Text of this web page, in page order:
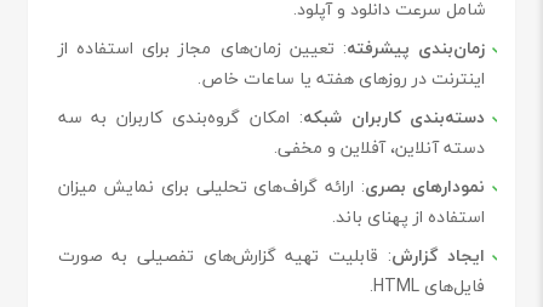
شامل سرعت دانلود و آپلود.
زمان‌بندی پیشرفته: تعیین زمان‌های مجاز برای استفاده از
اینترنت در روزهای هفته یا ساعات خاص.
دسته‌بندی کاربران شبکه: امکان گروه‌بندی کاربران به سه
دسته آنلاین، آفلاین و مخفی.
نمودارهای بصری: ارائه گراف‌های تحلیلی برای نمایش میزان
استفاده از پهنای باند.
ایجاد گزارش: قابلیت تهیه گزارش‌های تفصیلی به صورت
فایل‌های HTML.